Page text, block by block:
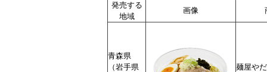
発売する
地域
画像
青森県
（岩手県
麺屋や